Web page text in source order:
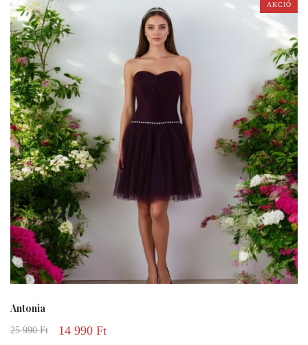
AKCIÓ
Antonia
25 990Ft 14 990 Ft